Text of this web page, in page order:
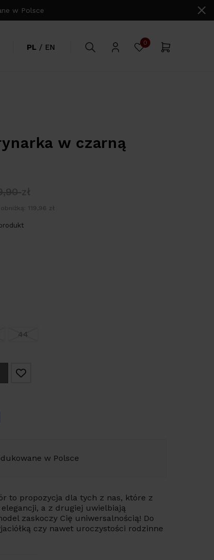
w Polsce
PL / EN 0
w czarną
zł
119,96 zł
44
w Polsce
to propozycja dla tych z nas, które z
a z drugiej uwielbiają
zaskoczy Cię uniwersalnością! Do
czy nawet uroczystości rodzinne